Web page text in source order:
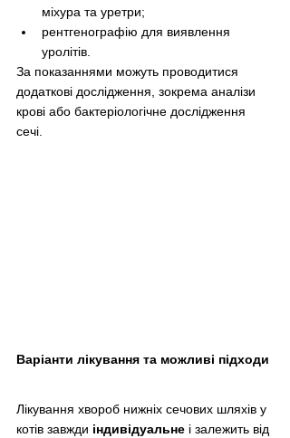
міхура та уретри;
рентгенографію для виявлення
уролітів.
За показаннями можуть проводитися
додаткові дослідження, зокрема аналізи
крові або бактеріологічне дослідження
сечі.
Варіанти лікування та можливі підходи
Лікування хвороб нижніх сечових шляхів у
котів завжди індивідуальне і залежить від